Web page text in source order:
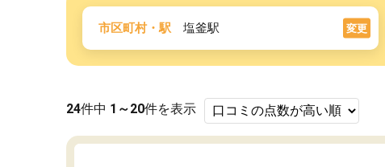
市区町村・駅 塩釜駅 変更
24件中 1～20件を表示